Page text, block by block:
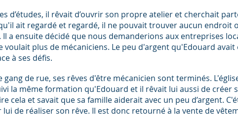
d’études, il rêvait d’ouvrir son propre atelier et cherchait
ait regardé et regardé, il ne pouvait trouver aucun endroit
a ensuite décidé que nous demanderions aux entreprises
plus de mécaniciens. Le peu d'argent qu'Edouard
à ses défis.
de rue, ses rêves d'être mécanicien sont terminés.
la même formation qu'Edouard et il rêvait lui aussi de créer
cela et savait que sa famille aiderait avec un peu d’argent.
de réaliser son rêve. Il est donc retourné à la vente de